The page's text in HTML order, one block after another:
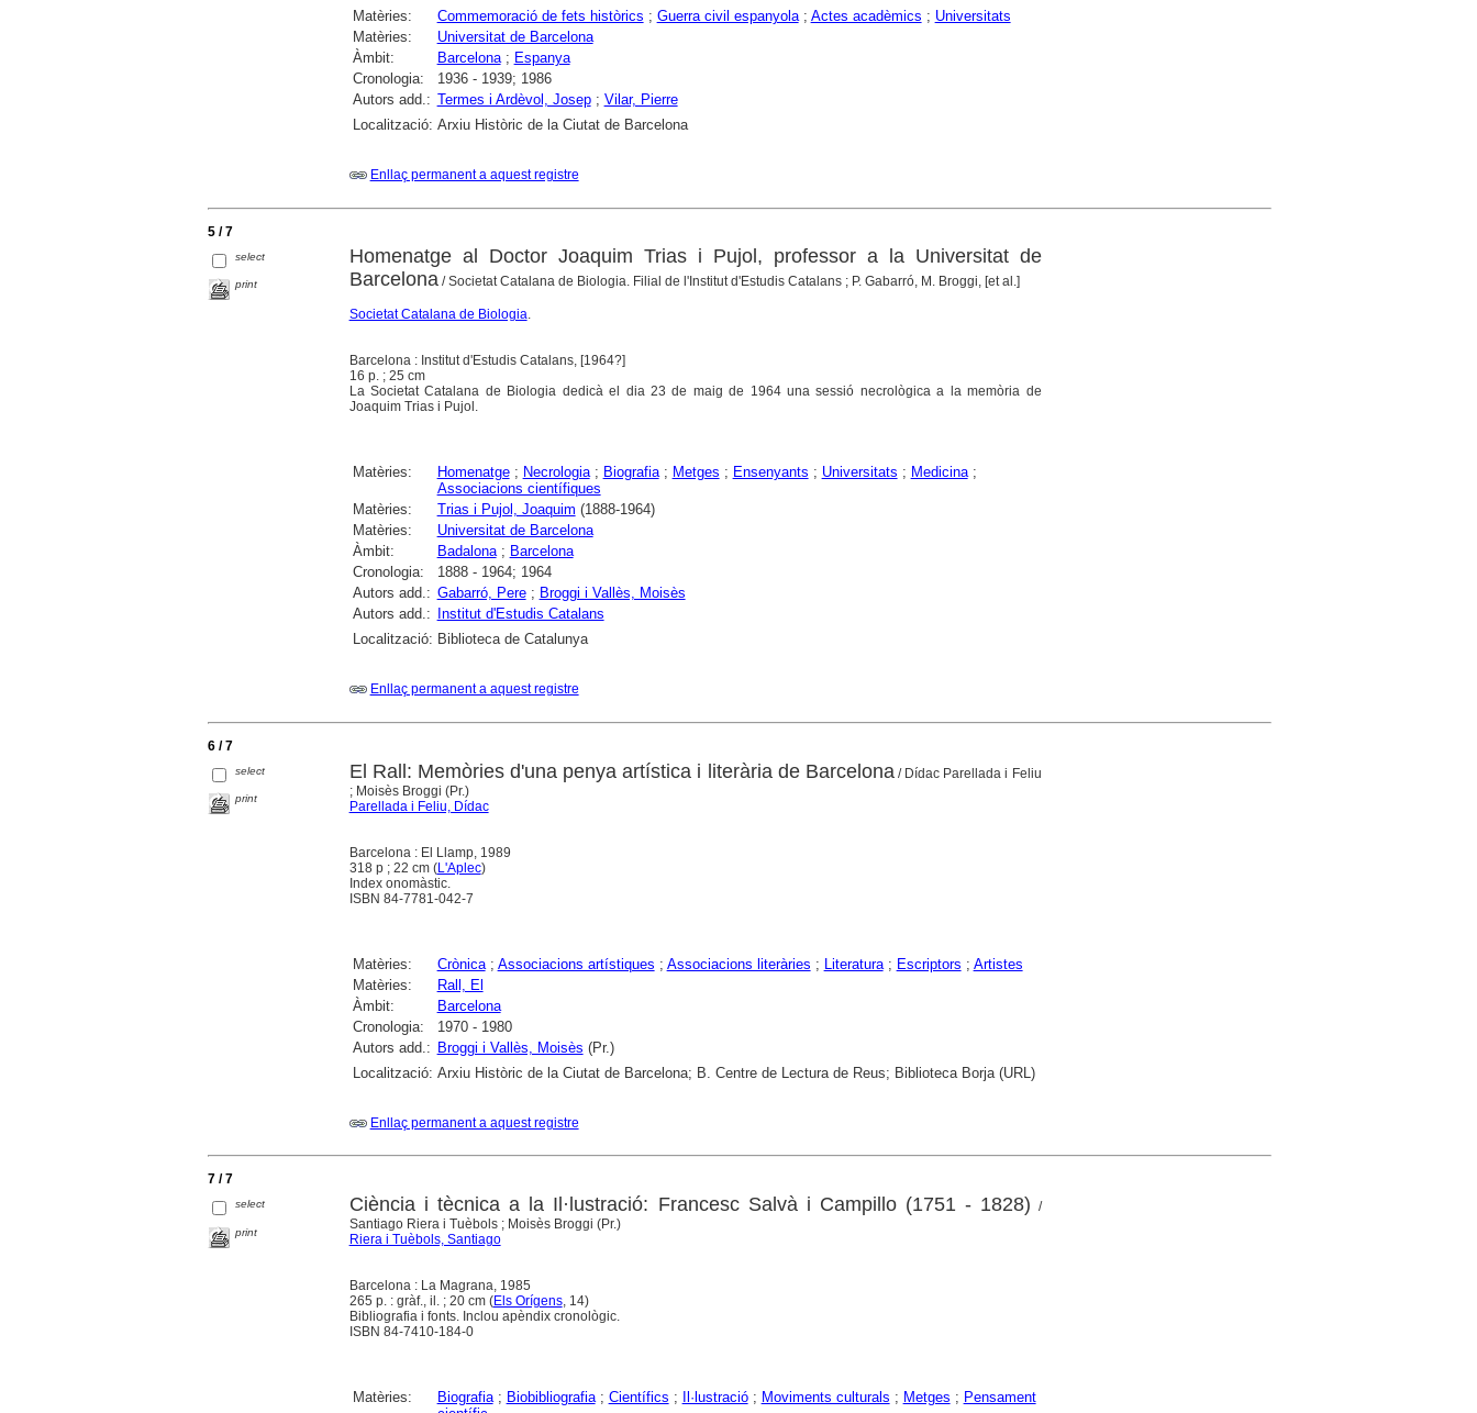
Matèries: Commemoració de fets històrics ; Guerra civil espanyola; Actes acadèmics ; Universitats
Matèries:
Universitat de Barcelona
Àmbit:
Barcelona; Espanya
Cronologia:
1936 - 1939; 1986
Autors add.: Termes i Ardèvol, Josep; Vilar, Pierre
Localització: Arxiu Històric de la Ciutat de Barcelona
Enllaç permanent a aquest registre
5 / 7
select
print
Homenatge al Doctor Joaquim Trias i Pujol, professor a la Universitat de
Barcelona/ Societat Catalana de Biologia. Filial de l'Institut d'Estudis Catalans ; P. Gabarró, M. Broggi, [et al.]
Societat Catalana de Biologia.
Barcelona : Institut d'Estudis Catalans, [1964?]
16 p. ; 25 cm
La Societat Catalana de Biologia dedicà el dia 23 de maig de 1964 una sessió necrològica a la memòria de
Joaquim Trias i Pujol.
Matèries: Homenatge; Necrologia; Biografia; Metges ; Ensenyants ; Universitats ; Medicina;
Associacions científiques
Matèries:
Trias i Pujol, Joaquim (1888-1964)
Matèries:
Universitat de Barcelona
Àmbit:
Badalona; Barcelona
Cronologia:
1888 - 1964; 1964
Autors add.: Gabarró, Pere; Broggi i Vallès, Moisès
Autors add.:
Institut d'Estudis Catalans
Localització: Biblioteca de Catalunya
Enllaç permanent a aquest registre
6 / 7
select
print
El Rall: Memòries d'una penya artística i literària de Barcelona / Dídac Parellada i Feliu
; Moisès Broggi (Pr.)
Parellada i Feliu, Dídac
Barcelona : El Llamp, 1989
318 p ; 22 cm (L'Aplec)
Index onomàstic.
ISBN 84-7781-042-7
Matèries: Crònica; Associacions artístiques ; Associacions literàries ; Literatura; Escriptors ; Artistes
Matèries:
Rall, El
Àmbit:
Barcelona
Cronologia:
1970 - 1980
Autors add.: Broggi i Vallès, Moisès (Pr.)
Localització: Arxiu Històric de la Ciutat de Barcelona; B. Centre de Lectura de Reus; Biblioteca Borja (URL)
Enllaç permanent a aquest registre
7 / 7
select
print
Ciència i tècnica a la Il·lustració: Francesc Salvà i Campillo (1751 - 1828) /
Santiago Riera i Tuèbols ; Moisès Broggi (Pr.)
Riera i Tuèbols, Santiago
Barcelona : La Magrana, 1985
265 p. : gràf., il. ; 20 cm (Els Orígens, 14)
Bibliografia i fonts. Inclou apèndix cronològic.
ISBN 84-7410-184-0
Matèries: Biografia; Biobibliografia; Científics ; Il·lustració; Moviments culturals ; Metges ; Pensament